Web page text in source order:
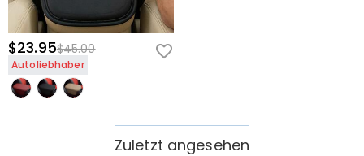
$23.95$45.00
Autoliebhaber
Zuletzt angesehen